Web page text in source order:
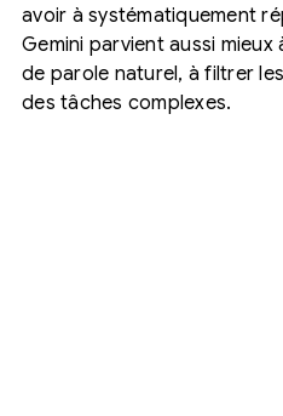
avoir à systématiquement
Gemini parvient aussi
de parole naturel, à filtrer
des tâches complexes.